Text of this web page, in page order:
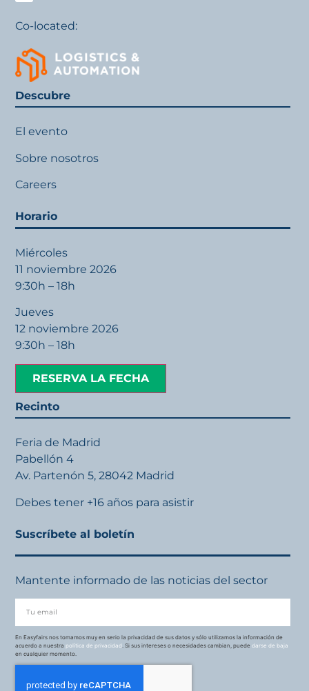
Co-located:
Descubre
El evento
Sobre nosotros
Careers
Horario
Miércoles
11 noviembre 2026
9:30h – 18h
Jueves
12 noviembre 2026
9:30h – 18h
RESERVA LA FECHA
Recinto
Feria de Madrid
Pabellón 4
Av. Partenón 5, 28042 Madrid
Debes tener +16 años para asistir
Suscríbete al boletín
Mantente informado de las noticias del sector
En Easyfairs nos tomamos muy en serio la privacidad de sus datos y sólo utilizamos la información de
acuerdo a nuestrapolítica de privacidad. Si sus intereses o necesidades cambian, puededarse de baja
en cualquier momento.